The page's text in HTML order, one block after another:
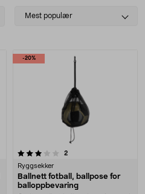
Select
Mest populær
-20%
2anmeldelser
Ryggsekker
Ballnett fotball, ballpose for
balloppbevaring